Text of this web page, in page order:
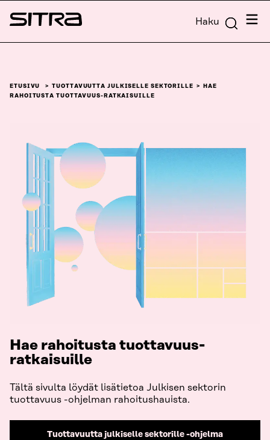
Siirry
suoraan
Sitra Haku
ETUSIVU TUOTTAVUUTTA JULKISELLE SEKTORILLE
HAE
RAHOITUSTA TUOTTAVUUS-RATKAISUILLE
Hae rahoitusta tuottavuus-
ratkaisuille
Tältä sivulta löydät lisätietoa Julkisen sektorin
tuottavuus -ohjelman rahoitushauista.
Tuottavuutta julkiselle sektorille -ohjelma